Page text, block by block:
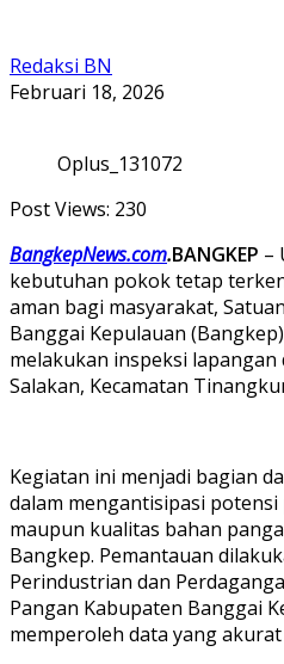
Redaksi BN
Februari 18, 2026
Oplus_131072
Post Views: 230
BangkepNews.com.BANGKEP –
kebutuhan pokok tetap
aman bagi masyarakat,
Banggai Kepulauan
melakukan inspeksi lapangan
Salakan, Kecamatan
Kegiatan ini menjadi bagian
dalam mengantisipasi
maupun kualitas bahan
Bangkep. Pemantauan
Perindustrian dan
Pangan Kabupaten Banggai
memperoleh data yang